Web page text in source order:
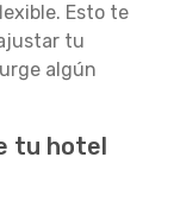
Esto te
tu
algún
tu hotel